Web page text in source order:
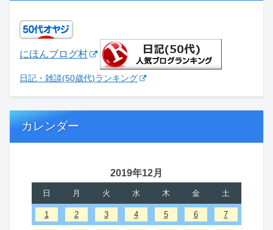
にほんブログ村
日記・雑談(50歳代)ランキング
カレンダー
2019年12月
日 月 火 水 木 金 土
1 2 3 4 5 6 7